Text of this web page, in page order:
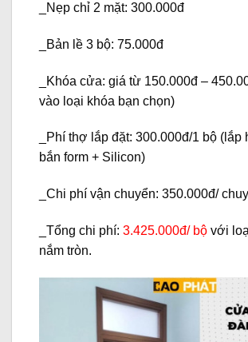
Nẹp chỉ 2 mặt: 300.000đ
Bản lề 3 bộ: 75.000đ
Khóa cửa: giá từ 150.000đ –
vào loại khóa bạn chọn)
_Phí thợ lắp đặt: 300.000đ/1 bộ (lắp
bắn form + Silicon)
_Chi phí vận chuyển: 350.000đ/
Tổng chi phí: 3.425.000đ/ bộ với
nắm tròn.